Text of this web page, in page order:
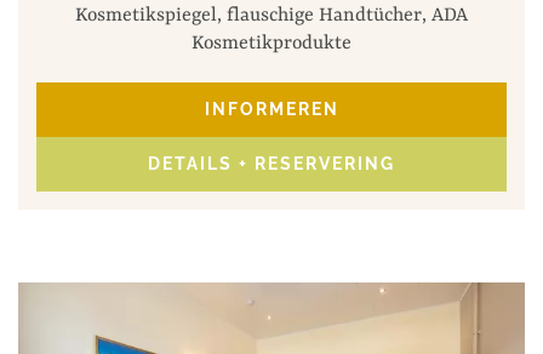
Kosmetikspiegel, flauschige Handtücher, ADA
Kosmetikprodukte
INFORMEREN
DETAILS + RESERVERING